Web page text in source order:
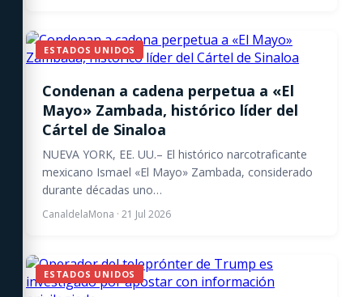
ESTADOS UNIDOS
Condenan a cadena perpetua a «El
Mayo» Zambada, histórico líder del
Cártel de Sinaloa
NUEVA YORK, EE. UU.– El histórico narcotraficante
mexicano Ismael «El Mayo» Zambada, considerado
durante décadas uno…
CanaldelaMona · 21 Jul 2026
ESTADOS UNIDOS